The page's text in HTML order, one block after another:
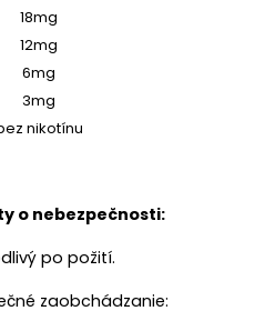
18mg
12mg
6mg
3mg
nikotínu
o nebezpečnosti:
po požití.
zaobchádzanie: